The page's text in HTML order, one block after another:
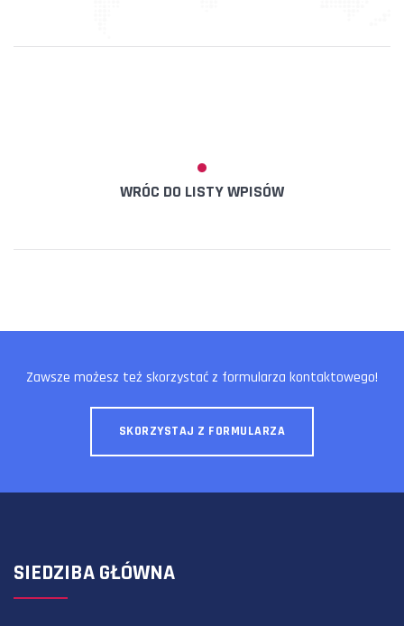
WRÓC DO LISTY WPISÓW
Zawsze możesz też skorzystać z formularza kontaktowego!
SKORZYSTAJ Z FORMULARZA
SIEDZIBA GŁÓWNA